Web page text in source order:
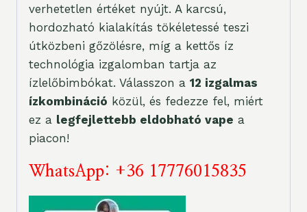
verhetetlen értéket nyújt. A karcsú,
hordozható kialakítás tökéletessé teszi
útközbeni gőzölésre, míg a kettős íz
technológia izgalomban tartja az
ízlelőbimbókat. Válasszon a 12 izgalmas
ízkombináció közül, és fedezze fel, miért
ez a legfejlettebb eldobható vape a
piacon!
WhatsApp: +36 17776015835